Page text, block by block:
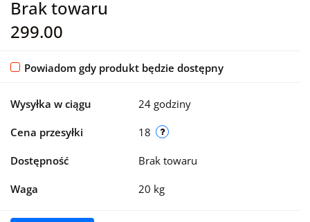
Brak towaru
299.00
Powiadom gdy produkt będzie dostępny
Wysyłka w ciągu 24 godziny
Cena przesyłki 18
Dostępność Brak towaru
Waga 20 kg